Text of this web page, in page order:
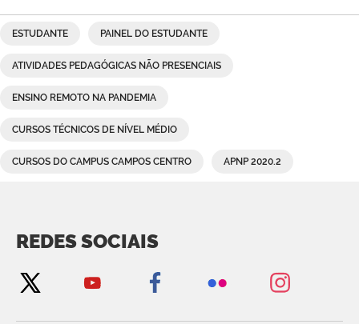
ESTUDANTE PAINEL DO ESTUDANTE
ATIVIDADES PEDAGÓGICAS NÃO PRESENCIAIS
ENSINO REMOTO NA PANDEMIA
CURSOS TÉCNICOS DE NÍVEL MÉDIO
CURSOS DO CAMPUS CAMPOS CENTRO APNP 2020.2
REDES SOCIAIS